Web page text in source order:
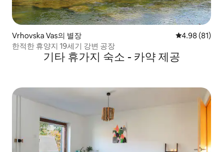
Vrhovska Vas의 별장 평점 4.98점(5
4.98 (81)
한적한 휴양지 19세기 강변 공장
기타 휴가지 숙소 - 카약 제공